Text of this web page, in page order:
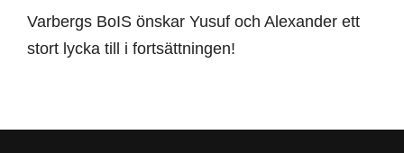
Varbergs BoIS önskar Yusuf och Alexander ett
stort lycka till i fortsättningen!